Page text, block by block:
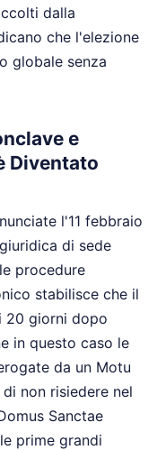
dalla
che l'elezione
globale senza
e
Diventato
l'11 febbraio
di sede
procedure
stabilisce che il
20 giorni dopo
in questo caso le
da un Motu
non risiedere nel
Sanctae
prime grandi